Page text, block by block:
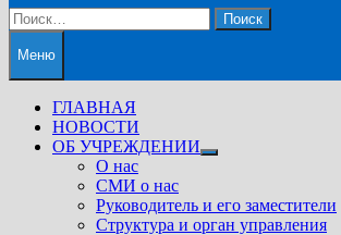
Найти:
Меню
ГЛАВНАЯ
НОВОСТИ
ОБ УЧРЕЖДЕНИИ
Показать
О нас
СМИ о нас
Руководитель и его заместители
Структура и орган управления